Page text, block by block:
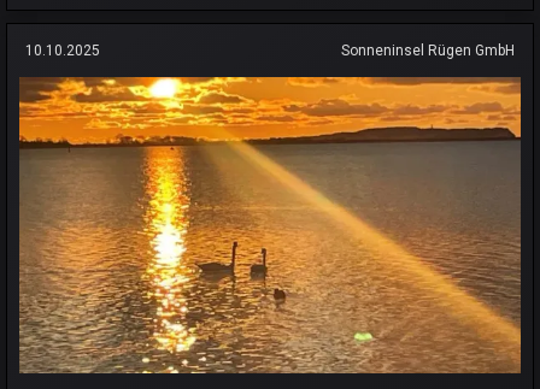
10.10.2025 Sonneninsel Rügen GmbH